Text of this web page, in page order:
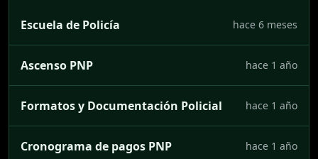
Escuela de Policía hace 6 meses
Ascenso PNP hace 1 año
Formatos y Documentación Policial hace 1 año
Cronograma de pagos PNP hace 1 año